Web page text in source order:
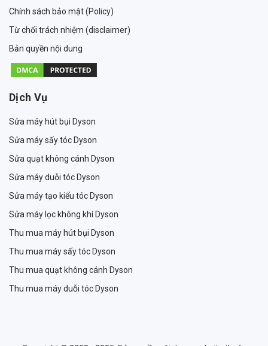
Chính sách bảo mật (Policy)
Từ chối trách nhiệm (disclaimer)
Bản quyền nội dung
Dịch Vụ
Sửa máy hút bụi Dyson
Sửa máy sấy tóc Dyson
Sửa quạt không cánh Dyson
Sửa máy duỗi tóc Dyson
Sửa máy tạo kiểu tóc Dyson
Sửa máy lọc không khí Dyson
Thu mua máy hút bụi Dyson
Thu mua máy sấy tóc Dyson
Thu mua quạt không cánh Dyson
Thu mua máy duỗi tóc Dyson